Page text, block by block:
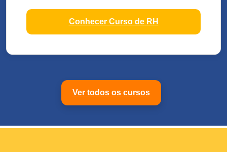
Conhecer Curso de RH
Ver todos os cursos